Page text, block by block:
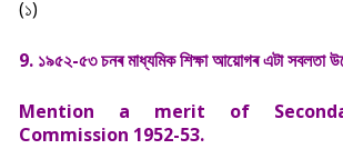
(১)
9. ১৯৫২-৫৩ চনৰ মাধ্যমিক শিক্ষা আয়োগৰ এটা সবলতা
Mention a merit of
Commission 1952-53.